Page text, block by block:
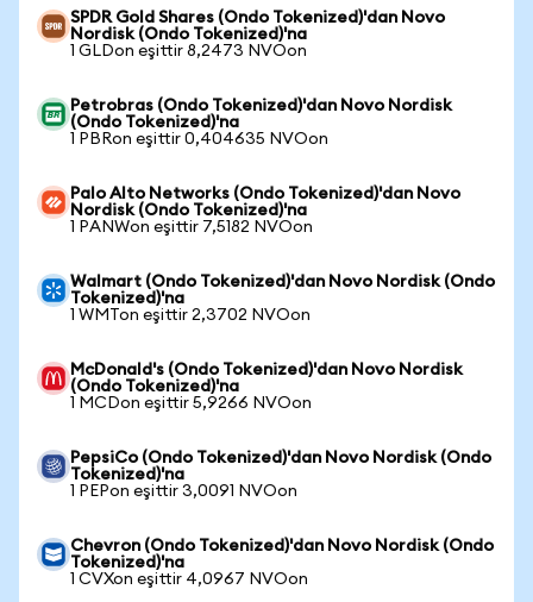
SPDR Gold Shares (Ondo Tokenized)'dan Novo
Nordisk (Ondo Tokenized)'na
1 GLDon eşittir 8,2473 NVOon
Petrobras (Ondo Tokenized)'dan Novo Nordisk
(Ondo Tokenized)'na
1 PBRon eşittir 0,404635 NVOon
Palo Alto Networks (Ondo Tokenized)'dan Novo
Nordisk (Ondo Tokenized)'na
1 PANWon eşittir 7,5182 NVOon
Walmart (Ondo Tokenized)'dan Novo Nordisk (Ondo
Tokenized)'na
1 WMTon eşittir 2,3702 NVOon
McDonald's (Ondo Tokenized)'dan Novo Nordisk
(Ondo Tokenized)'na
1 MCDon eşittir 5,9266 NVOon
PepsiCo (Ondo Tokenized)'dan Novo Nordisk (Ondo
Tokenized)'na
1 PEPon eşittir 3,0091 NVOon
Chevron (Ondo Tokenized)'dan Novo Nordisk (Ondo
Tokenized)'na
1 CVXon eşittir 4,0967 NVOon